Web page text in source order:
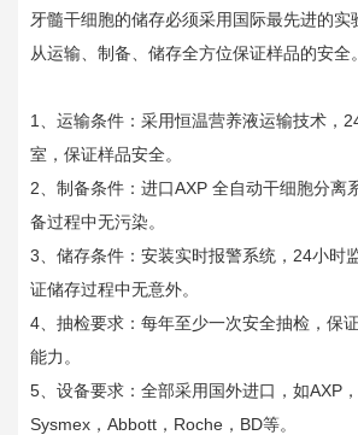
牙髓干细胞的储存必须采用国际最先进的实
从运输、制备、储存全方位保证样品的安全。
1、运输条件：采用恒温营养液运输技术，
室，保证样品安全。
2、制备条件：进口AXP 全自动干细胞分离
备过程中无污染。
3、储存条件：安装实时报警系统，24小时
证储存过程中无意外。
4、抽检要求：每年至少一次安全抽检，保
能力。
5、设备要求：全部采用国外进口，如AXP
Sysmex，Abbott，Roche，BD等。